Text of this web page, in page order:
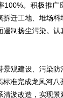
100%。积极推广
拆迁工地、堆场
遏制扬尘污染。
景观建设、污染
标准完成龙凤河
清淤改造，实现